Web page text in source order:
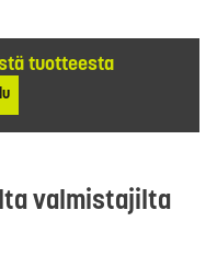
tuotteesta
valmistajilta